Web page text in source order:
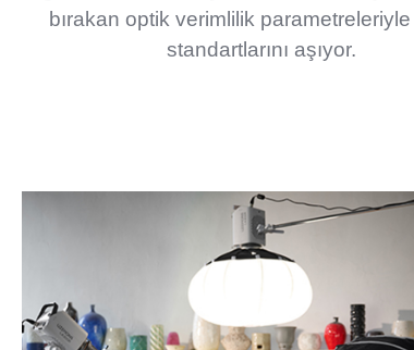
bırakan optik verimlilik
standartlarını aşıyor.